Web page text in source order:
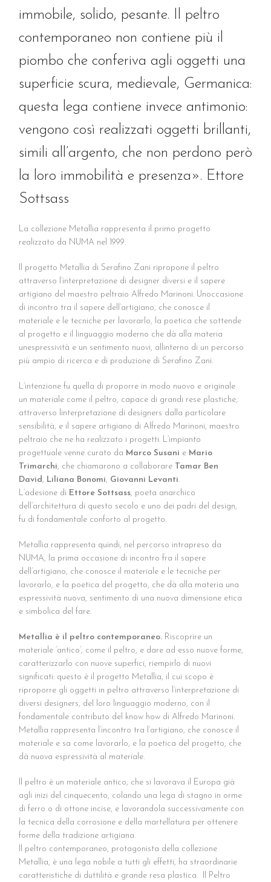
immobile, solido, pesante. Il peltro
contemporaneo non contiene più il
piombo che conferiva agli oggetti una
superficie scura, medievale, Germanica:
questa lega contiene invece antimonio:
vengono così realizzati oggetti brillanti,
simili all’argento, che non perdono però
la loro immobilità e presenza». Ettore
Sottsass
La collezione Metallia rappresenta il primo progetto
realizzato da NUMA nel 1999.
Il progetto Metallia di Serafino Zani ripropone il peltro
attraverso l’interpretazione di designer diversi e il sapere
artigiano del maestro peltraio Alfredo Marinoni. Unoccasione
di incontro tra il sapere dell’artigiano, che conosce il
materiale e le tecniche per lavorarlo, la poetica che sottende
al progetto e il linguaggio moderno che dà alla materia
unespressività e un sentimento nuovi, allinterno di un percorso
più ampio di ricerca e di produzione di Serafino Zani.
L’intenzione fu quella di proporre in modo nuovo e originale
un materiale come il peltro, capace di grandi rese plastiche,
attraverso linterpretazione di designers dalla particolare
sensibilità, e il sapere artigiano di Alfredo Marinoni, maestro
peltraio che ne ha realizzato i progetti. L’impianto
progettuale venne curato da Marco Susani e Mario
Trimarchi, che chiamarono a collaborare Tamar Ben
David , Liliana Bonomi, Giovanni Levanti.
L’adesione di Ettore Sottsass, poeta anarchico
dell’architettura di questo secolo e uno dei padri del design,
fu di fondamentale conforto al progetto.
Metallia rappresenta quindi, nel percorso intrapreso da
NUMA, la prima occasione di incontro fra il sapere
dell’artigiano, che conosce il materiale e le tecniche per
lavorarlo, e la poetica del progetto, che dà alla materia una
espressività nuova, sentimento di una nuova dimensione etica
e simbolica del fare.
Metallia è il peltro contemporaneo. Riscoprire un
materiale ‘antico’, come il peltro, e dare ad esso nuove forme,
caratterizzarlo con nuove superfici, riempirlo di nuovi
significati: questo è il progetto Metallia, il cui scopo è
riproporre gli oggetti in peltro attraverso l’interpretazione di
diversi designers, del loro linguaggio moderno, con il
fondamentale contributo del know how di Alfredo Marinoni.
Metallia rappresenta l’incontro tra l’artigiano, che conosce il
materiale e sa come lavorarlo, e la poetica del progetto, che
dà nuova espressività al materiale.
Il peltro è un materiale antico, che si lavorava il Europa già
agli inizi del cinquecento, colando una lega di stagno in orme
di ferro o di ottone incise, e lavorandola successivamente con
la tecnica della corrosione e della martellatura per ottenere
forme della tradizione artigiana.
Il peltro contemporaneo, protagonista della collezione
Metallia, è una lega nobile a tutti gli effetti, ha straordinarie
caratteristiche di duttilità e grande resa plastica.
Il Peltro